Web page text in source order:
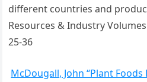
different countries and
Resources & Industry
25-36
McDougall, John “Plant